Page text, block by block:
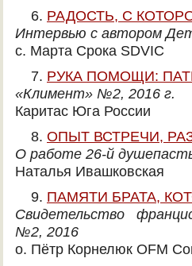
6. РАДОСТЬ, С
Интервью с автором
с. Марта Срока SDVIC
7. РУКА ПОМОЩИ:
«Климент» №2, 2016 г.
Каритас Юга России
8. ОПЫТ ВСТРЕЧИ,
О работе 26-й
Наталья Ивашковская
9. ПАМЯТИ БРАТА,
Свидетельство
№2, 2016
о. Пётр Корнелюк OFM